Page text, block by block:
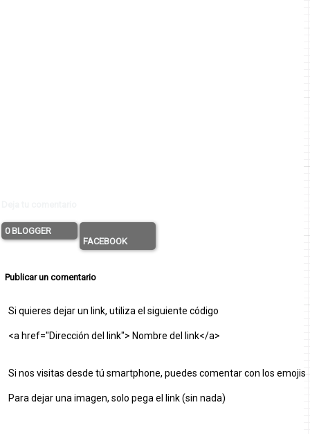
0 BLOGGER
FACEBOOK
Publicar un comentario
Si quieres dejar un link, utiliza el siguiente código
<a href="Dirección del link"> Nombre del link</a>
Si nos visitas desde tú smartphone, puedes comentar con los emojis
Para dejar una imagen, solo pega el link (sin nada)